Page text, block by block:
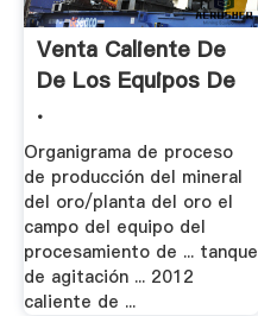
Venta Caliente De
De Los Equipos De
.
Organigrama de proceso
de producción del mineral
del oro/planta del oro el
campo del equipo del
procesamiento de ... tanque
de agitación ... 2012
caliente de ...